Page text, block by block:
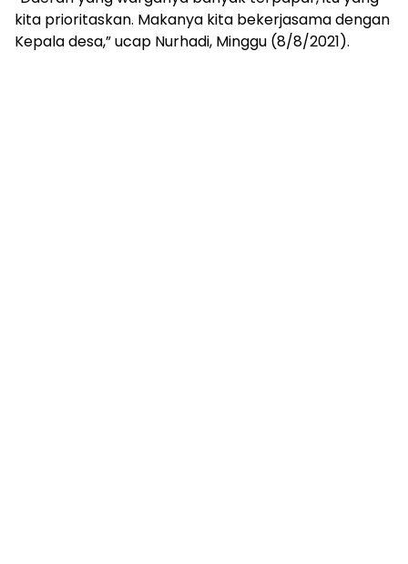
kita prioritaskan. Makanya kita bekerjasama dengan
Kepala desa,” ucap Nurhadi, Minggu (8/8/2021).